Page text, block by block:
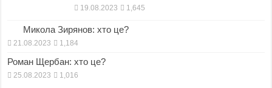
19.08.2023 1,645
Микола Зирянов: хто це?
21.08.2023 1,184
Роман Щербан: хто це?
25.08.2023 1,016